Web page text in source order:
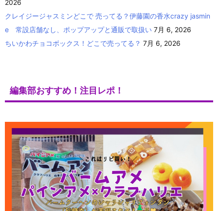
2026
クレイジージャスミンどこで 売ってる？伊藤園の香水crazy jasmin
e 常設店舗なし、ポップアップと通販で取扱い 7月 6, 2026
ちいかわチョコボックス！どこで売ってる？ 7月 6, 2026
編集部おすすめ！注目レポ！